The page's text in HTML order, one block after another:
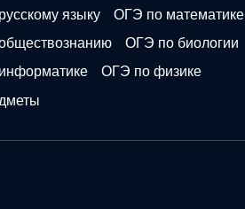
языку
ОГЭ по математике
ОГЭ по биологии
ОГЭ по физике